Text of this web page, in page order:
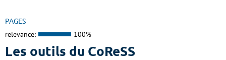
PAGES
relevance: 100%
Les outils du CoReSS